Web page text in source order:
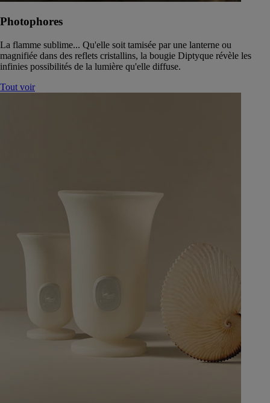
Photophores
La flamme sublime... Qu'elle soit tamisée par une lanterne ou
magnifiée dans des reflets cristallins, la bougie Diptyque révèle les
infinies possibilités de la lumière qu'elle diffuse.
Tout voir